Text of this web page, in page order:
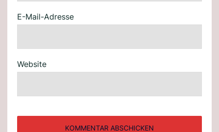
E-Mail-Adresse
Website